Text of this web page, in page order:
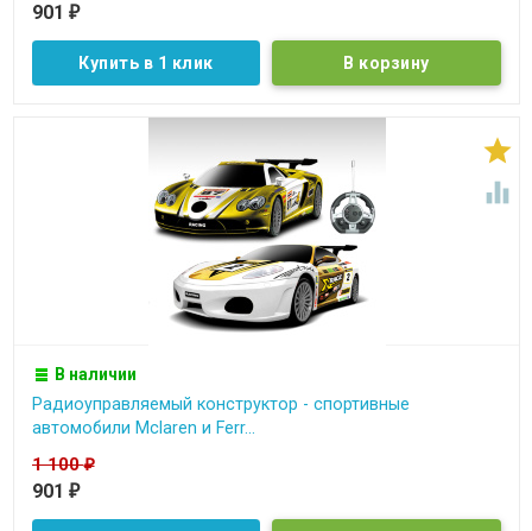
901 ₽
Купить в 1 клик


В наличии
Радиоуправляемый конструктор - спортивные
автомобили Mclaren и Ferr...
1 100₽
901 ₽